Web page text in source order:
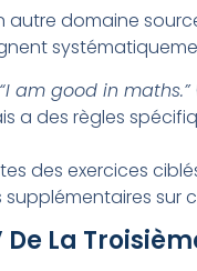
autre domaine
“I am good in maths.”
a des règles
des exercices
sur
De La